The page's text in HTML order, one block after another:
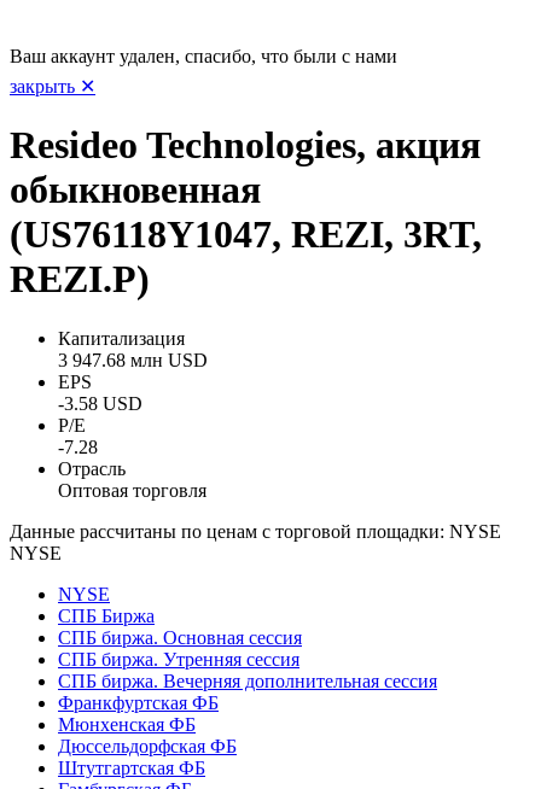
Ваш аккаунт удален, спасибо, что были с нами
закрыть ✕
Resideo Technologies, акция
обыкновенная
(US76118Y1047, REZI, 3RT,
REZI.P)
Капитализация
3 947.68 млн USD
EPS
-3.58 USD
P/E
-7.28
Отрасль
Оптовая торговля
Данные рассчитаны по ценам с торговой площадки: NYSE
NYSE
NYSE
СПБ Биржа
СПБ биржа. Основная сессия
СПБ биржа. Утренняя сессия
СПБ биржа. Вечерняя дополнительная сессия
Франкфуртская ФБ
Мюнхенская ФБ
Дюссельдорфская ФБ
Штутгартская ФБ